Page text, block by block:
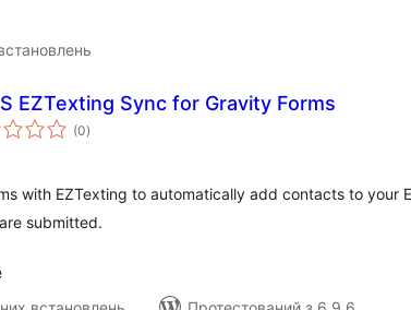
EZTexting Sync for Gravity Forms
(0загальний
рейтинг
)
with EZTexting to automatically add contacts to your
submitted.